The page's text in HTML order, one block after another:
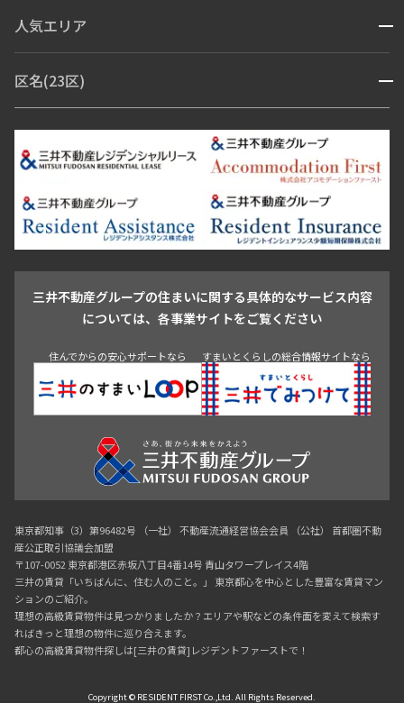
ブランドマンション
人気エリア 開閉
青山・表参道・原宿
市ヶ谷・神楽坂・飯田橋
三田・芝・浜松町
芝浦・汐留・品川
月島・勝どき・豊洲
本郷・春日・小石川
目白・高田馬場・早稲田
池尻大橋・三軒茶屋
祐天寺・学芸大学・自由が丘
駒沢・用賀・二子玉川
成城・砧
池袋・板橋・王子
青山 渋谷 東京・大手町 新宿 品川
目黒・中目黒
区名(23区) 開閉
江東区 台東区 墨田区
中野区
豊島区
杉並区 板橋区 練馬区 荒川区
足立区
葛飾区
江戸川区
三井不動産グループの住まいに関する具体的なサービス内容
については、各事業サイトをご覧ください
住んでからの安心サポートなら すまいとくらしの総合情報サイトなら
東京都知事（3）第96482号 （一社） 不動産流通経営協会会員 （公社） 首都圏不動
産公正取引協議会加盟
〒107-0052 東京都港区赤坂八丁目4番14号 青山タワープレイス4階
三井の賃貸「いちばんに、住む人のこと。」 東京都心を中心とした豊富な賃貸マン
ションのご紹介。
理想の高級賃貸物件は見つかりましたか？エリアや駅などの条件面を変えて検索す
ればきっと理想の物件に巡り合えます。
都心の高級賃貸物件探しは[三井の賃貸]レジデントファーストで！
Copyright © RESIDENT FIRST Co.,Ltd. All Rights Reserved.